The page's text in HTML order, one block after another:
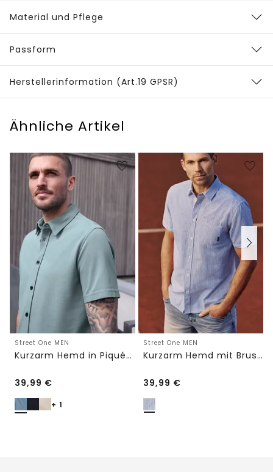
Material und Pflege
Passform
Herstellerinformation (Art.19 GPSR)
Ähnliche Artikel
Street One MEN
Kurzarm Hemd in Piqué-Qualität
39,99 €
+ 1
Street One MEN
Kurzarm Hemd mit Brusttasche und Streifen
39,99 €